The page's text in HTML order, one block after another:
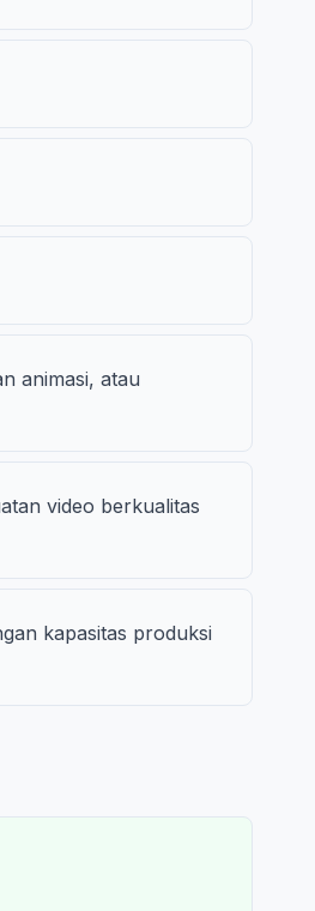
animasi, atau
video berkualitas
kapasitas produksi